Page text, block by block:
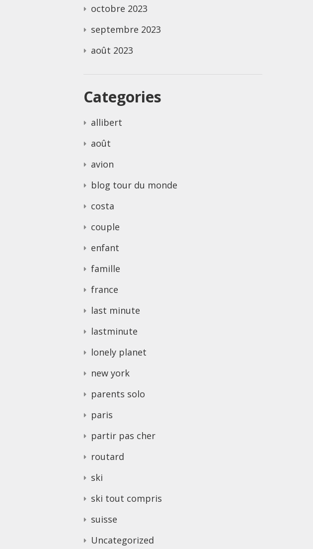
octobre 2023
septembre 2023
août 2023
Categories
allibert
août
avion
blog tour du monde
costa
couple
enfant
famille
france
last minute
lastminute
lonely planet
new york
parents solo
paris
partir pas cher
routard
ski
ski tout compris
suisse
Uncategorized